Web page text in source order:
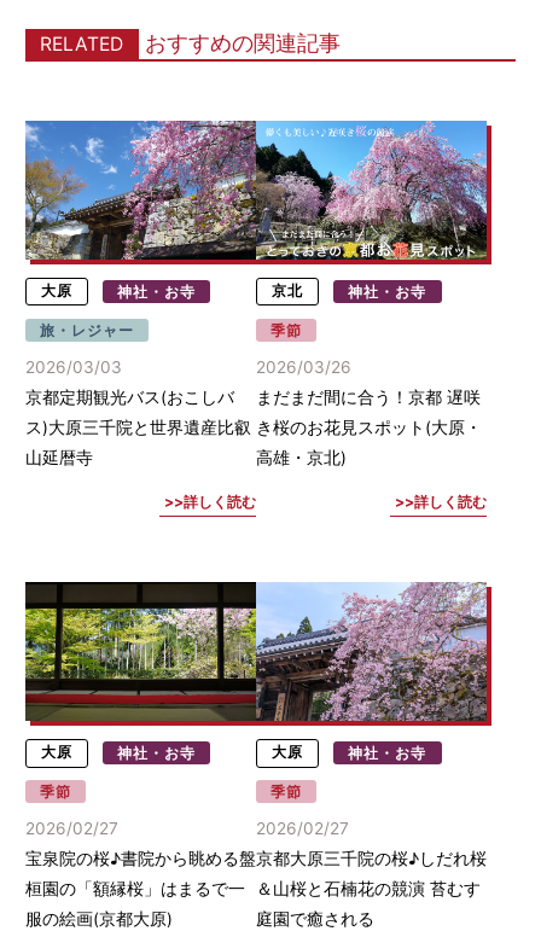
RELATED おすすめの関連記事
大原 神社・お寺
旅・レジャー
2026/03/03
京都定期観光バス(おこしバ
ス)大原三千院と世界遺産比叡
山延暦寺
詳しく読む
京北 神社・お寺
季節
2026/03/26
まだまだ間に合う！京都 遅咲
き桜のお花見スポット(大原・
高雄・京北)
詳しく読む
大原 神社・お寺
季節
2026/02/27
宝泉院の桜♪書院から眺める盤
桓園の「額縁桜」はまるで一
服の絵画(京都大原)
大原 神社・お寺
季節
2026/02/27
京都大原三千院の桜♪しだれ桜
＆山桜と石楠花の競演 苔むす
庭園で癒される